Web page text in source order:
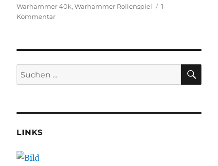
Warhammer 40k,Warhammer Rollenspiel
1
Kommentarzu
Folge
9
Suchen
nach:
LINKS